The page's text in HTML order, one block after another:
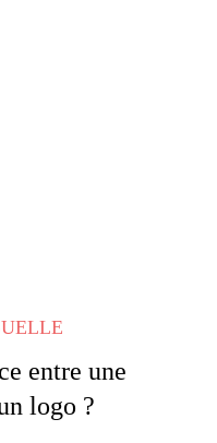
entre une
logo ?